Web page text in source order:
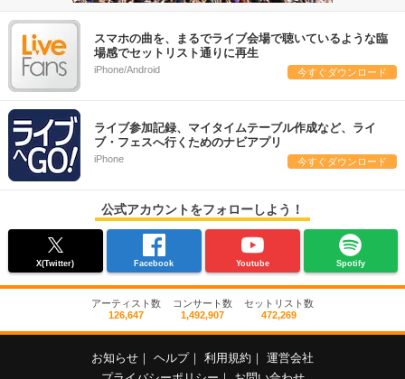
スマホの曲を、まるでライブ会場で聴いているような臨
場感でセットリスト通りに再生
iPhone/Android 今すぐダウンロード
ライブ参加記録、マイタイムテーブル作成など、ライ
ブ・フェスへ行くためのナビアプリ
iPhone 今すぐダウンロード
公式アカウントをフォローしよう！
X(Twitter) Facebook Youtube Spotify
アーティスト数
126,647
コンサート数
1,492,907
セットリスト数
472,269
お知らせ ヘルプ 利用規約
運営会社